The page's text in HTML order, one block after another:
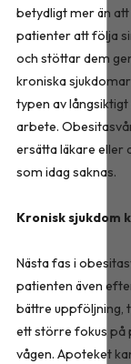
betydligt mer än
patienter att följa
och stöttar dem
kroniska
typen av
arbete.
ersätta läkare eller
som idag saknas.
Kronisk sjukdom
Nästa fas i
patienten även
bättre uppföljning,
ett större fokus på
vågen. Apoteket